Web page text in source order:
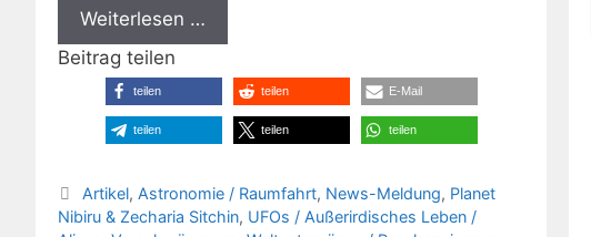
Weiterlesen …
Beitrag teilen
teilen teilen E-Mail
teilen teilen teilen
Kategorien
Artikel, Astronomie / Raumfahrt, News-Meldung, Planet
Nibiru & Zecharia Sitchin, UFOs / Außerirdisches Leben /